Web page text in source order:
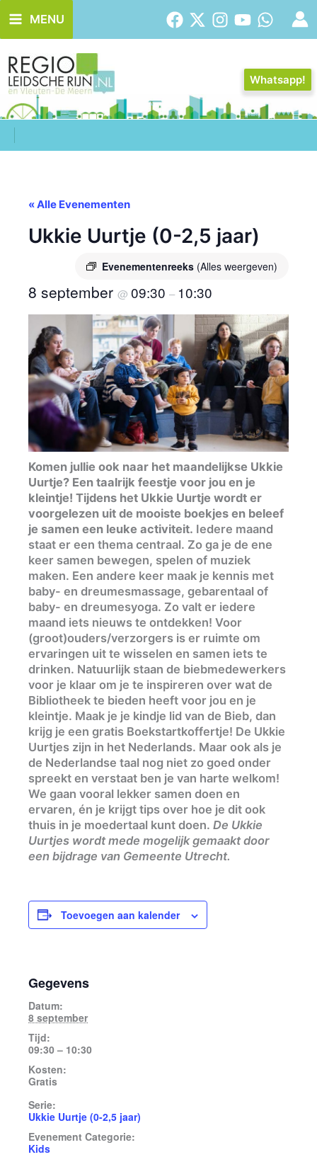
naar
de
inhoud
MENU
Whatsapp!
« Alle Evenementen
Ukkie Uurtje (0-2,5 jaar)
Evenementenreeks (Alles weergeven)
8 september @ 09:30 – 10:30
Komen jullie ook naar het maandelijkse Ukkie
Uurtje? Een taalrijk feestje voor jou en je
kleintje! Tijdens het Ukkie Uurtje wordt er
voorgelezen uit de mooiste boekjes en beleef
je samen een leuke activiteit. Iedere maand
staat er een thema centraal. Zo ga je de ene
keer samen bewegen, spelen of muziek
maken. Een andere keer maak je kennis met
baby- en dreumesmassage, gebarentaal of
baby- en dreumesyoga. Zo valt er iedere
maand iets nieuws te ontdekken! Voor
(groot)ouders/verzorgers is er ruimte om
ervaringen uit te wisselen en samen iets te
drinken. Natuurlijk staan de biebmedewerkers
voor je klaar om je te inspireren over wat de
Bibliotheek te bieden heeft voor jou en je
kleintje. Maak je je kindje lid van de Bieb, dan
krijg je een gratis Boekstartkoffertje! De Ukkie
Uurtjes zijn in het Nederlands. Maar ook als je
de Nederlandse taal nog niet zo goed onder
spreekt en verstaat ben je van harte welkom!
We gaan vooral lekker samen doen en
ervaren, én je krijgt tips over hoe je dit ook
thuis in je moedertaal kunt doen. De Ukkie
Uurtjes wordt mede mogelijk gemaakt door
een bijdrage van Gemeente Utrecht.
Toevoegen aan kalender
Gegevens
Datum:
8 september
Tijd:
09:30 – 10:30
Kosten:
Gratis
Serie:
Ukkie Uurtje (0-2,5 jaar)
Evenement Categorie:
Kids